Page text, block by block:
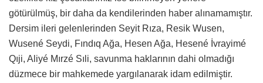
götürülmüş, bir daha da kendilerinden haber alınamamıştır.
Dersim ileri gelenlerinden Seyit Rıza, Resik Wusen,
Wusené Seydi, Fındıq Ağa, Hesen Ağa, Hesené İvrayimé
Qıji, Aliyé Mırzé Sıli, savunma haklarının dahi olmadığı
düzmece bir mahkemede yargılanarak idam edilmiştir.